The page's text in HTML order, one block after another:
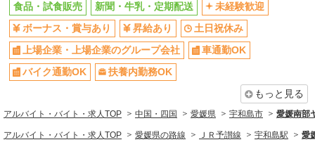
土日祝休み
上場企業・上場企業のグループ会
社
車通勤OK
扶養内勤務OK
社員登用あり
食品・試食販売 新聞・牛乳・定期配送
未経験歓迎
ボーナス・賞与あり
昇給あり
土日祝休み
上場企業・上場企業のグループ会社
車通勤OK
バイク通勤OK
扶養内勤務OK
もっと見る
アルバイト・バイト・求人TOP 中国・四国 愛媛県 宇和島市 愛媛南部
アルバイト・バイト・求人TOP 愛媛県の路線 ＪＲ予讃線 宇和島駅 愛